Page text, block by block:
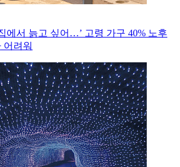
에서 늙고 싶어…’ 고령 가구 40% 노후
어려워